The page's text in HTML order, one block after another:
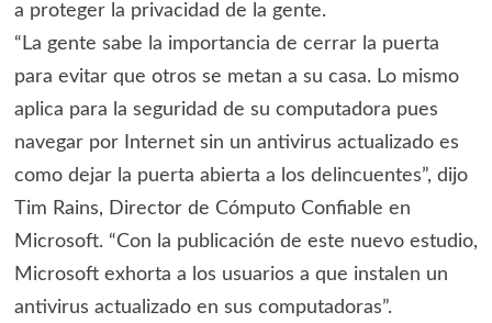
a proteger la privacidad de la gente.
“La gente sabe la importancia de cerrar la puerta
para evitar que otros se metan a su casa. Lo mismo
aplica para la seguridad de su computadora pues
navegar por Internet sin un antivirus actualizado es
como dejar la puerta abierta a los delincuentes”, dijo
Tim Rains, Director de Cómputo Confiable en
Microsoft. “Con la publicación de este nuevo estudio,
Microsoft exhorta a los usuarios a que instalen un
antivirus actualizado en sus computadoras”.